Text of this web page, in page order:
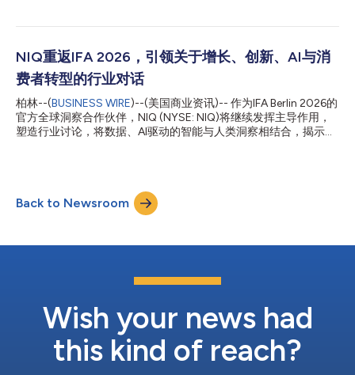
布。 通过ConnectAI，NIQ的前线部署工程师和数据科学家正深入
持日常AI赋能的工作流，并帮助团队更高效地获取相关洞察。
Purina战略与洞察部门的Brian Donovan表示：“要了解宠物主人的
需求，必须清晰地洞察消费者行为、购物习惯和品类趋势的演变。
Purina正与NIQ合作，探索如何将其值得信赖的情报融入Purina日
常的AI赋能工作流中，帮助我们的团队更高效地获取相关消费者洞
察，并更有信心地做出明智决策。” ConnectAI是NIQ“智能驱动
AI”战略的早期产品，也是NIQ将消费者情报转化为决策的平台与构
NIQ重返IFA 2026，引领关于增长、创新、AI与消
费者转型的行业对话
柏林--(BUSINESS WIRE)--(美国商业资讯)-- 作为IFA Berlin 2026的
官方全球洞察合作伙伴，NIQ (NYSE: NIQ)将继续发挥主导作用，
塑造行业讨论，将数据、AI驱动的智能与人类洞察相结合，揭示重
动），NIQ将帮助全球科技生态系统将快速的市场变化转化为可执
行的商业机遇。 围绕今年IFA的主题“未来即当下”(The Future Is
Now)，NIQ将就重塑消费科技、家用电器和零售业的力量提供及
渠道转型以及新兴的增长机遇。 在品牌和零售商应对经济不确定
场数据凸显了该行业面临的挑战与机遇。尽管部分地区的科技和耐
用消费品市场仍面临压力，但欧洲主要市场的增长仍在持续，这进
技与耐用消费品高级副总裁Perr...
Back to Newsroom
Wish your news had
this kind of reach?